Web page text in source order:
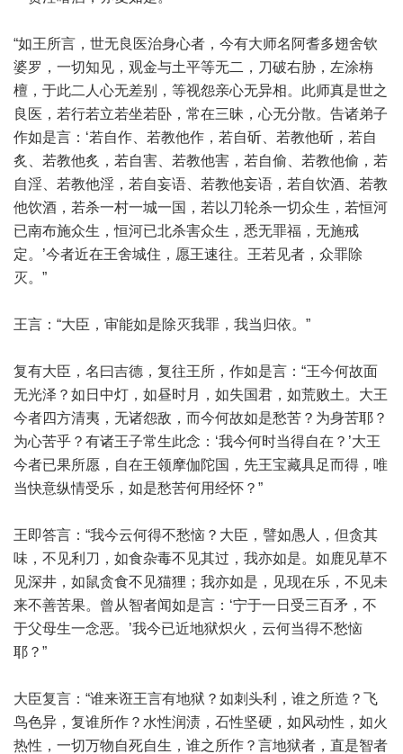
“如王所言，世无良医治身心者，今有大师名阿耆多翅舍钦
婆罗，一切知见，观金与土平等无二，刀破右胁，左涂栴
檀，于此二人心无差别，等视怨亲心无异相。此师真是世之
良医，若行若立若坐若卧，常在三昧，心无分散。告诸弟子
作如是言：‘若自作、若教他作，若自斫、若教他斫，若自
炙、若教他炙，若自害、若教他害，若自偷、若教他偷，若
自淫、若教他淫，若自妄语、若教他妄语，若自饮酒、若教
他饮酒，若杀一村一城一国，若以刀轮杀一切众生，若恒河
已南布施众生，恒河已北杀害众生，悉无罪福，无施戒
定。’今者近在王舍城住，愿王速往。王若见者，众罪除
灭。”
王言：“大臣，审能如是除灭我罪，我当归依。”
复有大臣，名曰吉德，复往王所，作如是言：“王今何故面
无光泽？如日中灯，如昼时月，如失国君，如荒败土。大王
今者四方清夷，无诸怨敌，而今何故如是愁苦？为身苦耶？
为心苦乎？有诸王子常生此念：‘我今何时当得自在？’大王
今者已果所愿，自在王领摩伽陀国，先王宝藏具足而得，唯
当快意纵情受乐，如是愁苦何用经怀？”
王即答言：“我今云何得不愁恼？大臣，譬如愚人，但贪其
味，不见利刀，如食杂毒不见其过，我亦如是。如鹿见草不
见深井，如鼠贪食不见猫狸；我亦如是，见现在乐，不见未
来不善苦果。曾从智者闻如是言：‘宁于一日受三百矛，不
于父母生一念恶。’我今已近地狱炽火，云何当得不愁恼
耶？”
大臣复言：“谁来诳王言有地狱？如刺头利，谁之所造？飞
鸟色异，复谁所作？水性润渍，石性坚硬，如风动性，如火
热性，一切万物自死自生，谁之所作？言地狱者，直是智者